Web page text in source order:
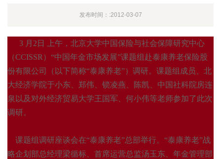
发布时间：:2012-03-07
3 月 2日
上午，北京大学中国保险与社会保障研究中心
（CCISSR）“中国年金市场发展”课题组赴泰康养老保险股
份有限公司（以下简称“泰康养老”）调研。课题组成员、北
大经济学院于小东、郑伟、锁凌燕、陈凯、中国社科院房连
泉以及对外经济贸易大学王国军、何小伟等老师参加了此次
调研。
课题组调研座谈会在“泰康养老”总部举行。“泰康养老”战
略企划部总经理梁循标、首席运营总监汤玉东、年金管理部